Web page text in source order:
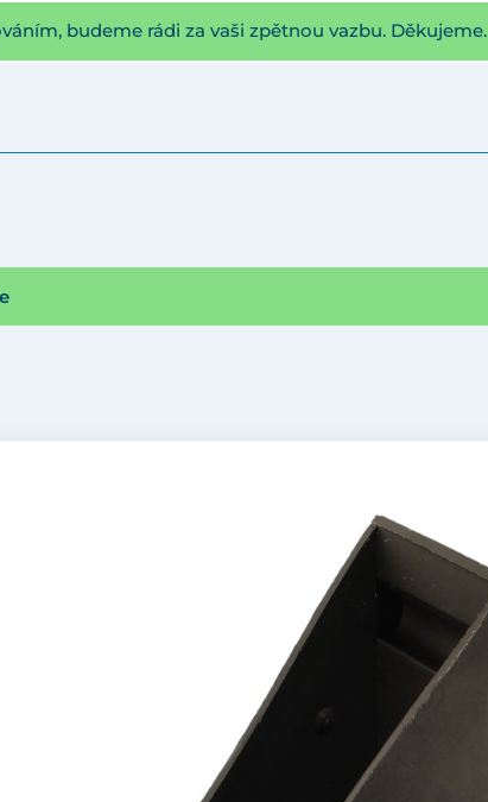
budeme rádi za vaši zpětnou vazbu. Děkujeme.